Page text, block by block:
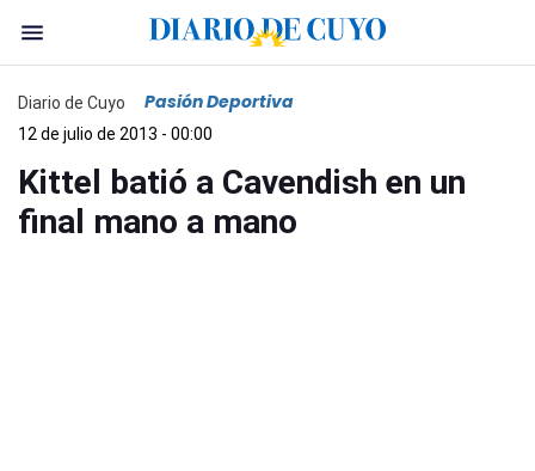
Diario de Cuyo Pasión Deportiva
12 de julio de 2013 - 00:00
Kittel batió a Cavendish en un
final mano a mano